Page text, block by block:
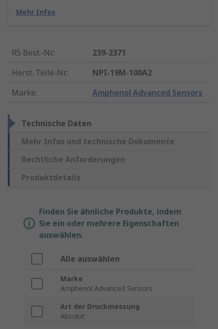
Mehr Infos
RS Best.-Nr.:
239-2371
Herst. Teile-Nr.:
NPI-19M-100A2
Marke: Amphenol Advanced Sensors
Technische Daten
Mehr Infos und technische Dokumente
Rechtliche Anforderungen
Produktdetails
Finden Sie ähnliche Produkte, indem
Sie ein oder mehrere Eigenschaften
auswählen.
Alle auswählen
Marke
Amphenol Advanced Sensors
Art der Druckmessung
Absolut